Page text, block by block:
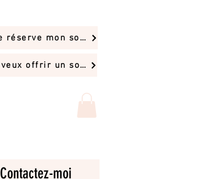
Je réserve mon soin
Je veux offrir un soin
Contactez-moi